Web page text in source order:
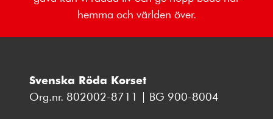
hemma och världen över.
Svenska Röda Korset
Org.nr. 802002-8711 | BG 900-8004